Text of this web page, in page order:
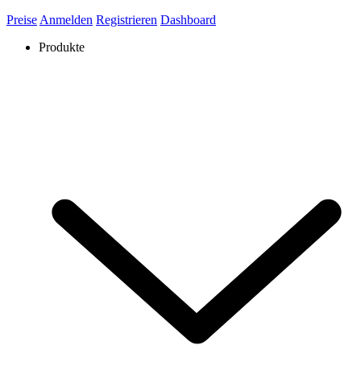
Preise Anmelden Registrieren Dashboard
Produkte